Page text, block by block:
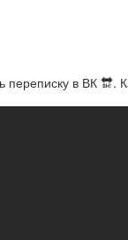
переписку в ВК